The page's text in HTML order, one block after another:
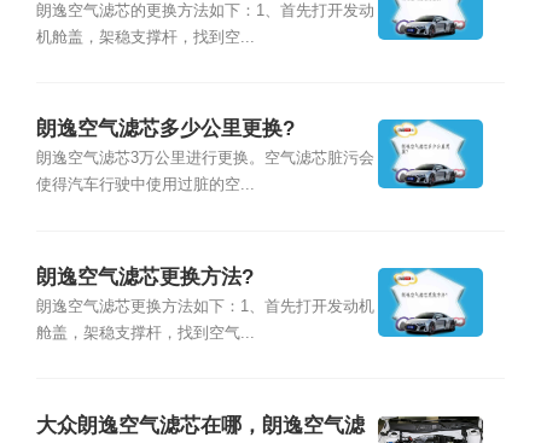
朗逸空气滤芯的更换方法如下：1、首先打开发动
机舱盖，架稳支撑杆，找到空...
朗逸空气滤芯多少公里更换?
朗逸空气滤芯3万公里进行更换。空气滤芯脏污会
使得汽车行驶中使用过脏的空...
朗逸空气滤芯更换方法?
朗逸空气滤芯更换方法如下：1、首先打开发动机
舱盖，架稳支撑杆，找到空气...
大众朗逸空气滤芯在哪，朗逸空气滤